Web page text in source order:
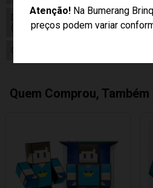
Atenção!Na Bumerang
preços podem variar
Dimensões do Produto
(A,L,C)
35 cm
Cor Produto
Quem Comprou, Também